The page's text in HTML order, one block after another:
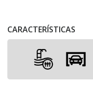
CARACTERÍSTICAS